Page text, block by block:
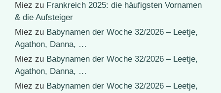
Miez zu Frankreich 2025: die häufigsten Vornamen
& die Aufsteiger
Miez zu Babynamen der Woche 32/2026 – Leetje,
Agathon, Danna, …
Miez zu Babynamen der Woche 32/2026 – Leetje,
Agathon, Danna, …
Miez zu Babynamen der Woche 32/2026 – Leetje,